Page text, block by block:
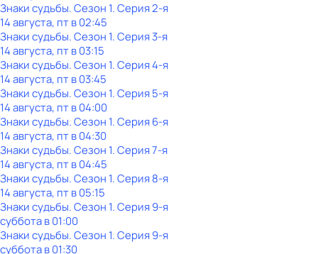
Знаки судьбы. Сезон 1. Серия 2-я
14 августа, пт в 02:45
Знаки судьбы. Сезон 1. Серия 3-я
14 августа, пт в 03:15
Знаки судьбы. Сезон 1. Серия 4-я
14 августа, пт в 03:45
Знаки судьбы. Сезон 1. Серия 5-я
14 августа, пт в 04:00
Знаки судьбы. Сезон 1. Серия 6-я
14 августа, пт в 04:30
Знаки судьбы. Сезон 1. Серия 7-я
14 августа, пт в 04:45
Знаки судьбы. Сезон 1. Серия 8-я
14 августа, пт в 05:15
Знаки судьбы. Сезон 1. Серия 9-я
субботав01:00
Знаки судьбы. Сезон 1. Серия 9-я
субботав01:30